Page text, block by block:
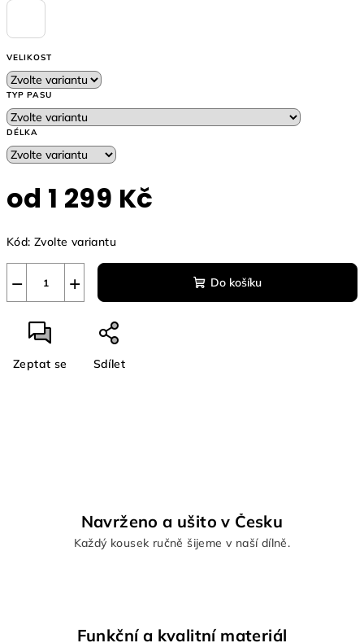
VELIKOST
TYP PASU
DÉLKA
od 1 299 Kč
cena:
Kód: Zvolte variantu
+
− Do košíku
Zeptat se Sdílet
Navrženo a ušito v Česku
Každý kousek ručně šijeme v naší dílně.
Funkční a kvalitní materiál